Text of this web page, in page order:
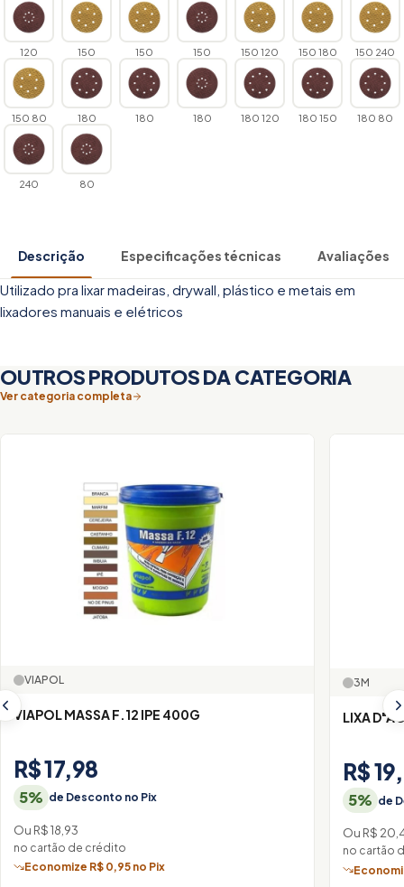
120 150 150 150 150 120 150 180 150 240
150 80 180 180 180 180 120 180 150 180 80
240 80
Descrição Especificações técnicas Avaliações
Utilizado pra lixar madeiras, drywall, plástico e metais em
lixadores manuais e elétricos
OUTROS PRODUTOS DA CATEGORIA
Ver categoria completa
VIAPOL
VIAPOL MASSA F.12 IPE 400G
R$ 17,98
5% de Desconto no Pix
Ou R$ 18,93
no cartão de crédito
Economize R$ 0,95 no Pix
3M
LIXA
R$
5% de
Ou R$
no cartão